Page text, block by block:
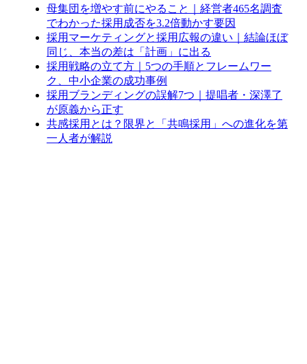
母集団を増やす前にやること｜経営者465名調査
でわかった採用成否を3.2倍動かす要因
採用マーケティングと採用広報の違い｜結論ほぼ
同じ、本当の差は「計画」に出る
採用戦略の立て方｜5つの手順とフレームワー
ク、中小企業の成功事例
採用ブランディングの誤解7つ｜提唱者・深澤了
が原義から正す
共感採用とは？限界と「共鳴採用」への進化を第
一人者が解説